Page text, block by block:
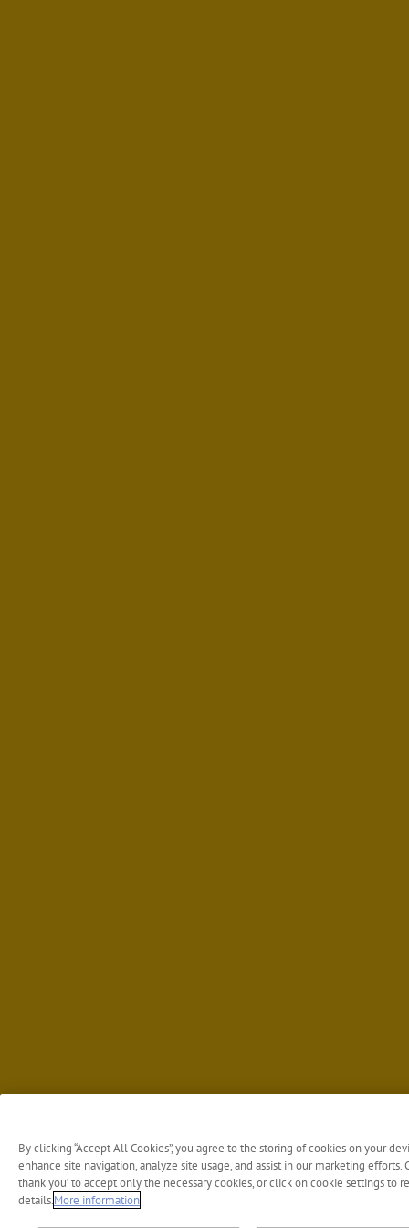
By clicking “Accept All Cookies”, you agree to the storing of cookies on your
enhance site navigation, analyze site usage, and assist in our marketing efforts.
thank you’ to accept only the necessary cookies, or click on cookie settings to
details.More information